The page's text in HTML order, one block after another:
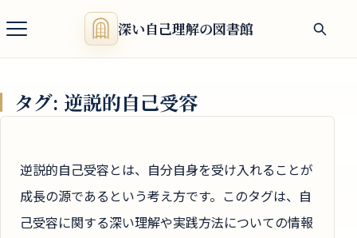
深い自己理解の図書館
タグ: 逆説的自己受容
逆説的自己受容とは、自分自身を受け入れることが
成長の源であるという考え方です。このタグは、自
己受容に関する深い理解や実践方法についての情報